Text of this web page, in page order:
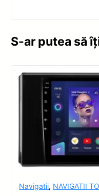
S-ar putea să
Navigatii, NAVIGATII